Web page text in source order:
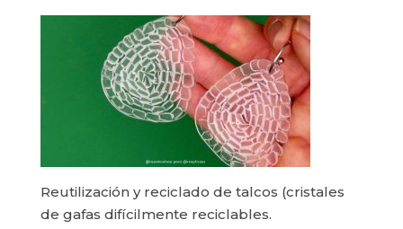
Reutilización y reciclado de talcos (cristales
de gafas difícilmente reciclables.